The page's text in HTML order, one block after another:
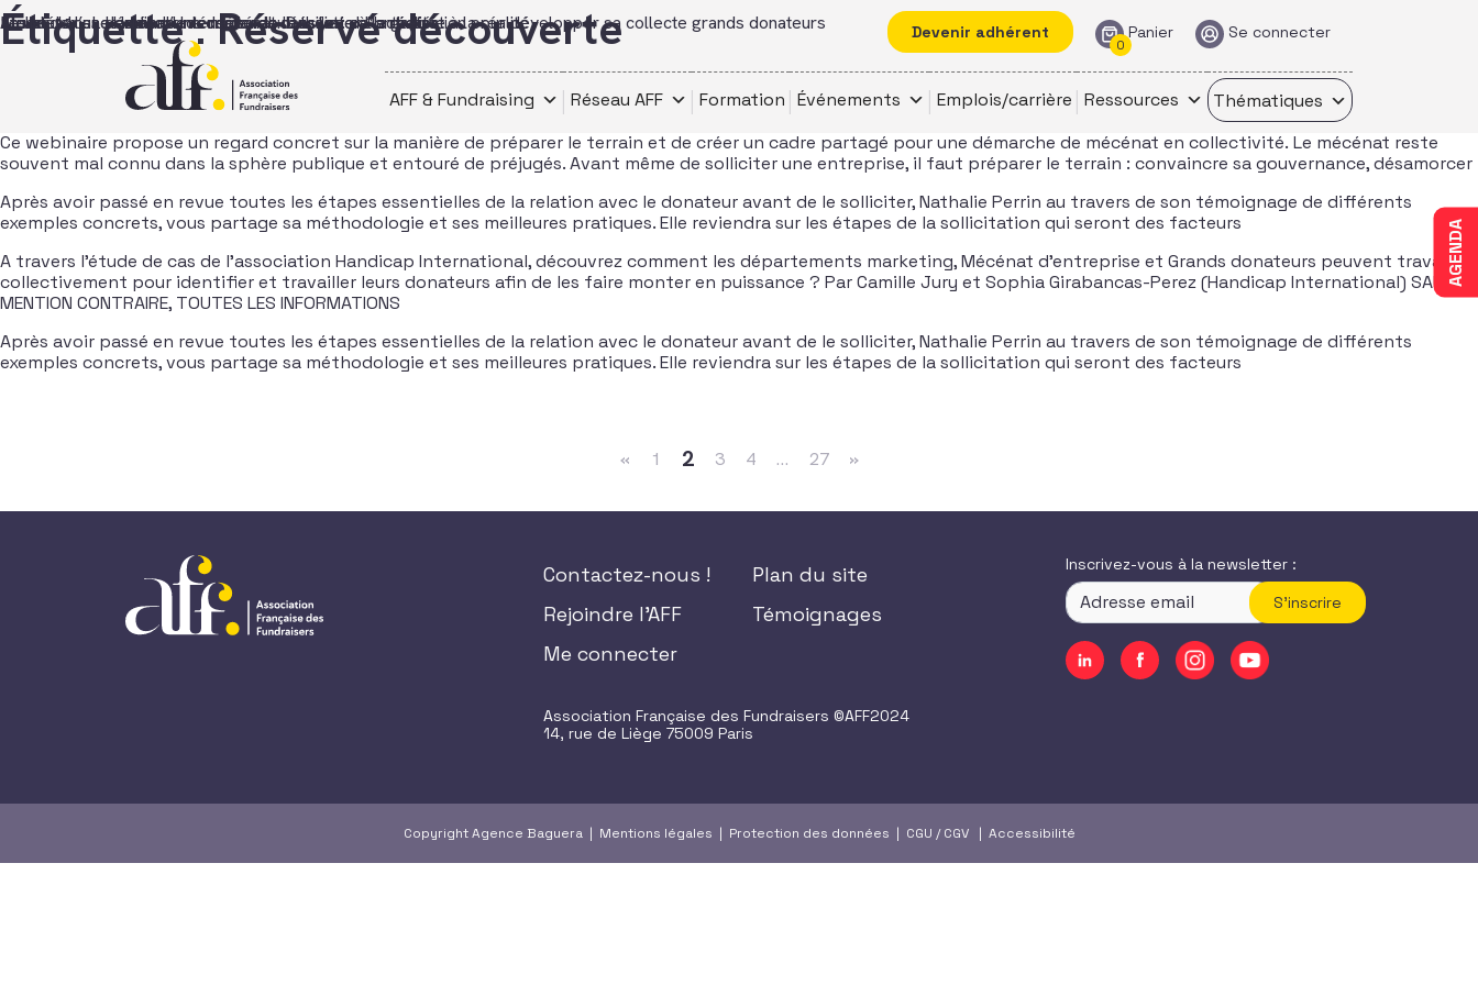
Passer au contenu
Devenir adhérent Panier
0
Se connecter
AFF & Fundraising Réseau AFF Formation Événements Emplois/carrière Ressources Thématiques
AGENDA
Étiquette :Réservé découverte
Structurer sa démarche de mécénat dans les collectivités
Ce webinaire propose un regard concret sur la manière de préparer le terrain et de créer un cadre partagé pour une démarche de mécénat en collectivité. Le mécénat reste
souvent mal connu dans la sphère publique et entouré de préjugés. Avant même de solliciter une entreprise, il faut préparer le terrain : convaincre sa gouvernance, désamorcer
Les clés d’une demande réussie : de la théorie à la réalité
Après avoir passé en revue toutes les étapes essentielles de la relation avec le donateur avant de le solliciter, Nathalie Perrin au travers de son témoignage de différents
exemples concrets, vous partage sa méthodologie et ses meilleures pratiques. Elle reviendra sur les étapes de la sollicitation qui seront des facteurs
Etude de cas Handicap International : Désilotter l’organisation pour développer sa collecte grands donateurs
A travers l’étude de cas de l’association Handicap International, découvrez comment les départements marketing, Mécénat d’entreprise et Grands donateurs peuvent travailler
collectivement pour identifier et travailler leurs donateurs afin de les faire monter en puissance ? Par Camille Jury et Sophia Girabancas-Perez (Handicap International) SAUF
MENTION CONTRAIRE, TOUTES LES INFORMATIONS
Atelier 11 – Les clés d’une demande réussie : de la théorie à la réalité
Après avoir passé en revue toutes les étapes essentielles de la relation avec le donateur avant de le solliciter, Nathalie Perrin au travers de son témoignage de différents
exemples concrets, vous partage sa méthodologie et ses meilleures pratiques. Elle reviendra sur les étapes de la sollicitation qui seront des facteurs
« 1 2 3 4 … 27 »
Contactez-nous !
Rejoindre l'AFF
Me connecter
Plan du site
Témoignages
Association Française des Fundraisers ©AFF2024
14, rue de Liège 75009 Paris
Inscrivez-vous à la newsletter :
S'inscrire
Copyright Agence Baguera | Mentions légales | Protection des données | CGU /CGV| Accessibilité